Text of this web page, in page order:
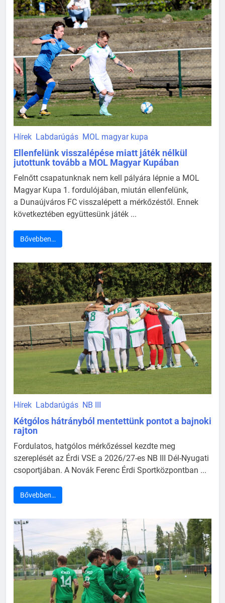
Hírek Labdarúgás MOL magyar kupa
Ellenfelünk visszalépése miatt játék nélkül
jutottunk tovább a MOL Magyar Kupában
Felnőtt csapatunknak nem kell pályára lépnie a MOL
Magyar Kupa 1. fordulójában, miután ellenfelünk,
a Dunaújváros FC visszalépett a mérkőzéstől. Ennek
következtében együttesünk játék ...
Bővebben…
Hírek Labdarúgás NB III
Kétgólos hátrányból mentettünk pontot a bajnoki
rajton
Fordulatos, hatgólos mérkőzéssel kezdte meg
szereplését az Érdi VSE a 2026/27-es NB III Dél-Nyugati
csoportjában. A Novák Ferenc Érdi Sportközpontban ...
Bővebben…